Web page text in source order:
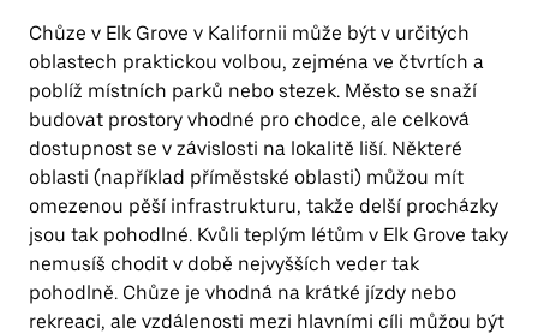
Chůze v Elk Grove v Kalifornii může být v určitých
oblastech praktickou volbou, zejména ve čtvrtích a
poblíž místních parků nebo stezek. Město se snaží
budovat prostory vhodné pro chodce, ale celková
dostupnost se v závislosti na lokalitě liší. Některé
oblasti (například příměstské oblasti) můžou mít
omezenou pěší infrastrukturu, takže delší procházky
jsou tak pohodlné. Kvůli teplým létům v Elk Grove taky
nemusíš chodit v době nejvyšších veder tak
pohodlně. Chůze je vhodná na krátké jízdy nebo
rekreaci, ale vzdálenosti mezi hlavními cíli můžou být